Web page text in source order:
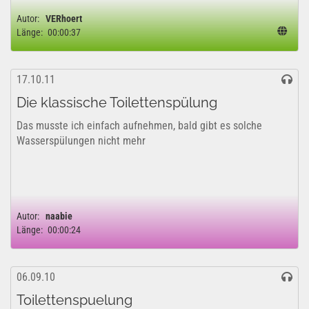
Autor: VERhoert
Länge: 00:00:37
17.10.11
Die klassische Toilettenspülung
Das musste ich einfach aufnehmen, bald gibt es solche
Wasserspülungen nicht mehr
Autor: naabie
Länge: 00:00:24
06.09.10
Toilettenspuelung